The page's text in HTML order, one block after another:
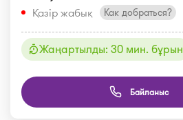
Қазір жабық
Как добраться?
Жаңартылды: 30 мин. бұрын
Байланыс